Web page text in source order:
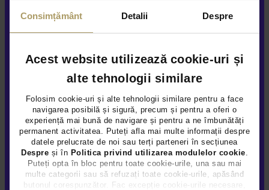
Consimțământ Detalii Despre
Acest website utilizează cookie-uri și
alte tehnologii similare
Folosim cookie-uri și alte tehnologii similare pentru a face
navigarea posibilă și sigură, precum și pentru a oferi o
experiență mai bună de navigare și pentru a ne îmbunătăți
permanent activitatea. Puteți afla mai multe informații despre
datele prelucrate de noi sau terți parteneri în secțiunea
Despre și în Politica privind utilizarea modulelor cookie
Puteți opta în bloc pentru toate cookie-urile, una sau mai
multe categorii sau să refuzați toate cookie-urile, apăsând
butonul corespunzător. Fac excepție cookie-urile necesare,
DACIA LOGAN 1.0L
8.490 €